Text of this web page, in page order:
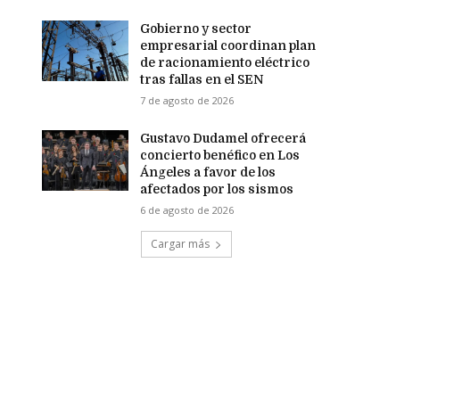
Gobierno y sector
empresarial coordinan plan
de racionamiento eléctrico
tras fallas en el SEN
7 de agosto de 2026
Gustavo Dudamel ofrecerá
concierto benéfico en Los
Ángeles a favor de los
afectados por los sismos
6 de agosto de 2026
Cargar más